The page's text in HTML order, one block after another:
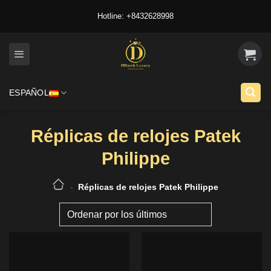
Hotline: +8432628998
ESPAÑOL
Réplicas de relojes Patek
Philippe
- Réplicas de relojes Patek Philippe